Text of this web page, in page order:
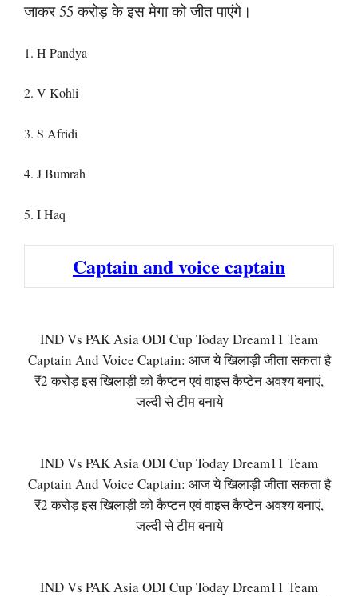
जाकर 55 करोड़ के इस मेगा को जीत पाएंगे।
1. H Pandya
2. V Kohli
3. S Afridi
4. J Bumrah
5. I Haq
Captain and voice captain
IND Vs PAK Asia ODI Cup Today Dream11 Team
Captain And Voice Captain: आज ये खिलाड़ी जीता सकता है
₹2 करोड़ इस खिलाड़ी को कैप्टन एवं वाइस कैप्टेन अवश्य बनाएं,
जल्दी से टीम बनाये
IND Vs PAK Asia ODI Cup Today Dream11 Team
Captain And Voice Captain: आज ये खिलाड़ी जीता सकता है
₹2 करोड़ इस खिलाड़ी को कैप्टन एवं वाइस कैप्टेन अवश्य बनाएं,
जल्दी से टीम बनाये
IND Vs PAK Asia ODI Cup Today Dream11 Team